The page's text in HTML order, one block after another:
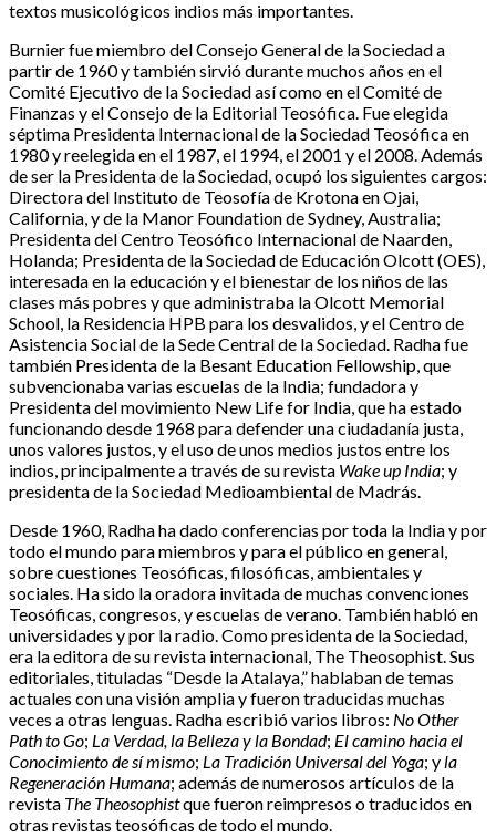
textos musicológicos indios más importantes.
Burnier fue miembro del Consejo General de la Sociedad a
partir de 1960 y también sirvió durante muchos años en el
Comité Ejecutivo de la Sociedad así como en el Comité de
Finanzas y el Consejo de la Editorial Teosófica. Fue elegida
séptima Presidenta Internacional de la Sociedad Teosófica en
1980 y reelegida en el 1987, el 1994, el 2001 y el 2008. Además
de ser la Presidenta de la Sociedad, ocupó los siguientes cargos:
Directora del Instituto de Teosofía de Krotona en Ojai,
California, y de la Manor Foundation de Sydney, Australia;
Presidenta del Centro Teosófico Internacional de Naarden,
Holanda; Presidenta de la Sociedad de Educación Olcott (OES),
interesada en la educación y el bienestar de los niños de las
clases más pobres y que administraba la Olcott Memorial
School, la Residencia HPB para los desvalidos, y el Centro de
Asistencia Social de la Sede Central de la Sociedad. Radha fue
también Presidenta de la Besant Education Fellowship, que
subvencionaba varias escuelas de la India; fundadora y
Presidenta del movimiento New Life for India, que ha estado
funcionando desde 1968 para defender una ciudadanía justa,
unos valores justos, y el uso de unos medios justos entre los
indios, principalmente a través de su revista Wake up India; y
presidenta de la Sociedad Medioambiental de Madrás.
Desde 1960, Radha ha dado conferencias por toda la India y por
todo el mundo para miembros y para el público en general,
sobre cuestiones Teosóficas, filosóficas, ambientales y
sociales. Ha sido la oradora invitada de muchas convenciones
Teosóficas, congresos, y escuelas de verano. También habló en
universidades y por la radio. Como presidenta de la Sociedad,
era la editora de su revista internacional, The Theosophist. Sus
editoriales, tituladas “Desde la Atalaya,” hablaban de temas
actuales con una visión amplia y fueron traducidas muchas
veces a otras lenguas. Radha escribió varios libros: No Other
Path to Go; La Verdad, la Belleza y la Bondad; El camino hacia el
Conocimiento de sí mismo; La Tradición Universal del Yoga; y la
Regeneración Humana; además de numerosos artículos de la
revista The Theosophistque fueron reimpresos o traducidos en
otras revistas teosóficas de todo el mundo.